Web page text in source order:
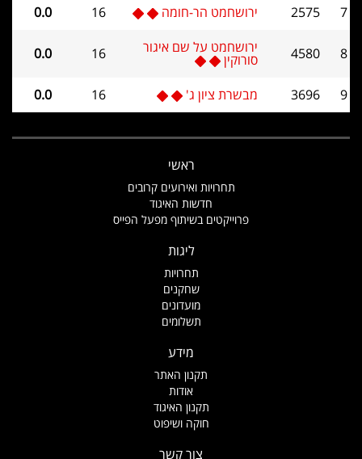
7
2575 ירושחמט הר-חומה 16
0.0
8
4580 ירושחמט על שם איגור
סורוקין 16
0.0
9
3696 מבשרת ציון ג' 16
0.0
ראשי
תחרויות ואירועים קרובים
חדשות האיגוד
פרוייקטים בשיתוף מפעל הפייס
ליגות
תחרויות
שחקנים
מועדונים
תשלומים
מידע
תקנון האתר
אודות
תקנון האיגוד
חוקה ושיפוט
צור קשר